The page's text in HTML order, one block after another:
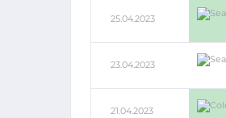
25.04.2023
23.04.2023
21.04.2023